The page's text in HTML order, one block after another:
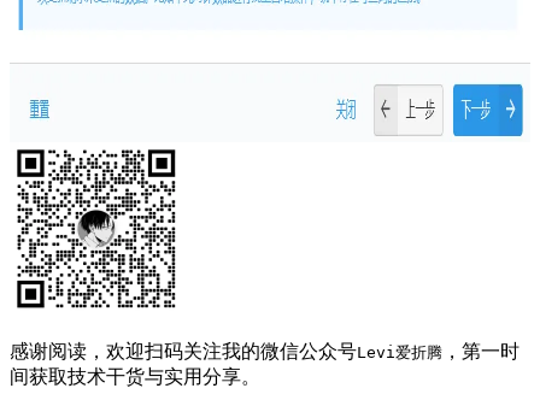
感谢阅读，欢迎扫码关注我的微信公众号Levi爱折腾 ，第一时
间获取技术干货与实用分享。